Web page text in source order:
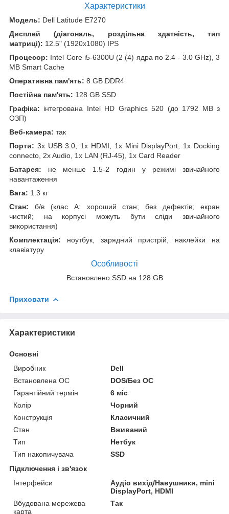
Характеристики
Модель: Dell Latitude E7270
Дисплей (діагональ, роздільна здатність, тип
матриці): 12.5" (1920x1080) IPS
Процесор: Intel Core i5-6300U (2 (4) ядра по 2.4 - 3.0 GHz), 3
MB Smart Cache
Оперативна пам'ять: 8 GB DDR4
Постійна пам'ять: 128 GB SSD
Графіка: інтегрована Intel HD Graphics 520 (до 1792 MB з
ОЗП)
Веб-камера: так
Порти: 3x USB 3.0, 1x HDMI, 1x Mini DisplayPort, 1x Docking
connecto, 2x Audio, 1x LAN (RJ-45), 1x Card Reader
Батарея: не менше 1.5-2 годин у режимі звичайного
навантаження
Вага: 1.3 кг
Стан: б/в (клас А: хороший стан; без дефектів; екран
чистий; на корпусі можуть бути сліди звичайного
використання)
Комплектація: ноутбук, зарядний пристрій, наклейки на
клавіатуру
Особливості
Встановлено SSD на 128 GB
Приховати
Характеристики
Основні
Виробник
Dell
Встановлена ОС
DOS/Без ОС
Гарантійний термін
6 міс
Колір
Чорний
Конструкція
Класичний
Стан
Вживаний
Тип
Нетбук
Тип накопичувача
SSD
Підключення і зв'язок
Інтерфейси
Аудіо вихід/Навушники, mini
DisplayPort, HDMI
Вбудована мережева
карта
Так